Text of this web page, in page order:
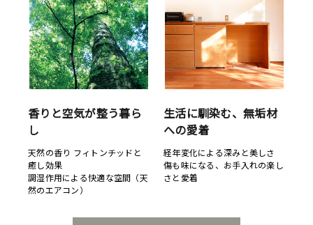
香りと空気が整う暮ら
し
天然の香り フィトンチッドと
癒し効果
調湿作用による快適な空間（天
然のエアコン）
生活に馴染む、無垢材
への愛着
経年変化による深みと美しさ
傷も味になる、お手入れの楽し
さと愛着